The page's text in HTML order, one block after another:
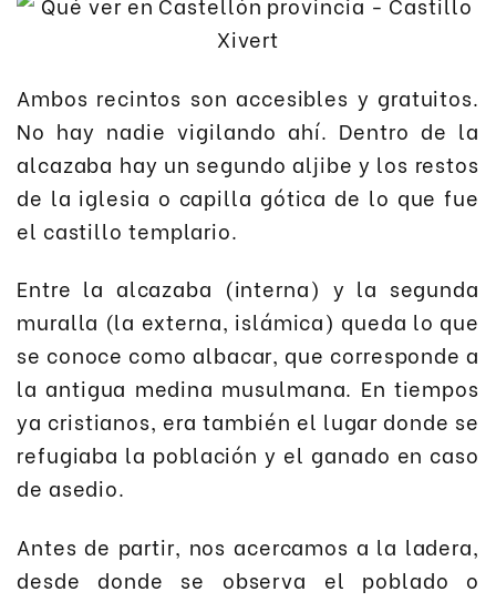
Ambos recintos son accesibles y gratuitos.
No hay nadie vigilando ahí. Dentro de la
alcazaba hay un segundo aljibe y los restos
de la iglesia o capilla gótica de lo que fue
el castillo templario.
Entre la alcazaba (interna) y la segunda
muralla (la externa, islámica) queda lo que
se conoce como albacar, que corresponde a
la antigua medina musulmana. En tiempos
ya cristianos, era también el lugar donde se
refugiaba la población y el ganado en caso
de asedio.
Antes de partir, nos acercamos a la ladera,
desde donde se observa el poblado o